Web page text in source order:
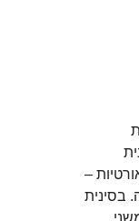
–
בסינית